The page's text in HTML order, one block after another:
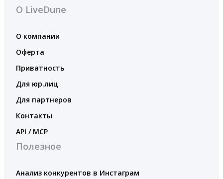
О LiveDune
О компании
Оферта
Приватность
Для юр.лиц
Для партнеров
Контакты
API / MCP
Полезное
Анализ конкурентов в Инстаграм